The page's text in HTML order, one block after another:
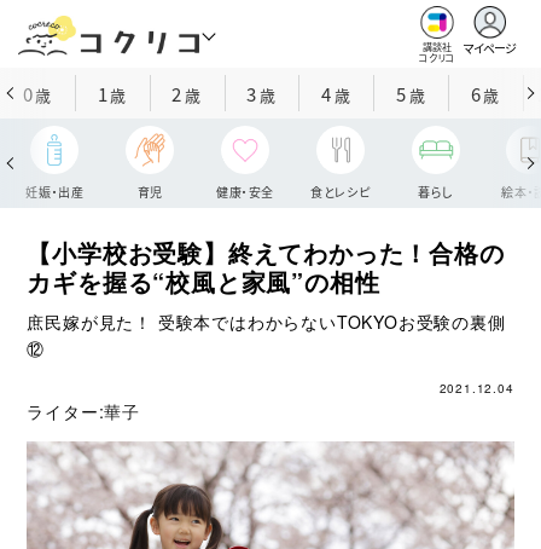
講談社
コクリコ
マイページ
0歳 1歳 2 歳 3歳 4歳 5歳 6歳
妊娠・出産 育児 健康・安全 食とレシピ 暮らし 絵本・
【小学校お受験】終えてわかった！合格の
カギを握る“校風と家風”の相性
庶民嫁が見た！ 受験本ではわからないTOKYOお受験の裏側
⑫
2021.12.04
ライター:華子